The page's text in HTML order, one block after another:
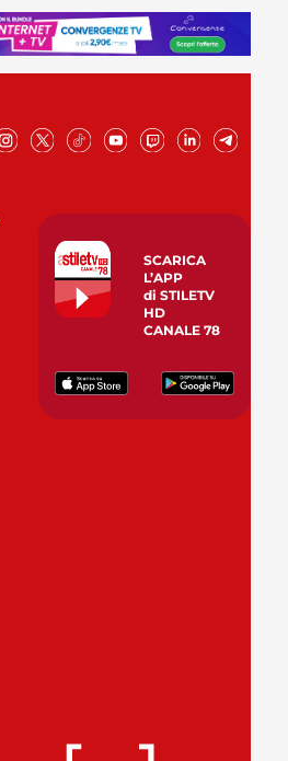
SCARICA
L’APP
di STILETV
HD
CANALE 78